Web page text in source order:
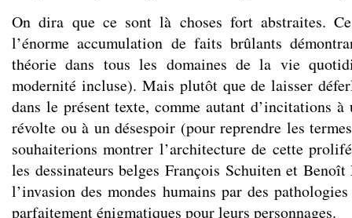
On dira que ce sont là choses fort abstraites.
l’énorme accumulation de faits brûlants
théorie dans tous les domaines de la vie
modernité incluse). Mais plutôt que de laisser
dans le présent texte, comme autant d’incitations
révolte ou à un désespoir (pour reprendre les
souhaiterions montrer l’architecture de cette
les dessinateurs belges François Schuiten et Benoît
l’invasion des mondes humains par des
parfaitement énigmatiques pour leurs personnages.